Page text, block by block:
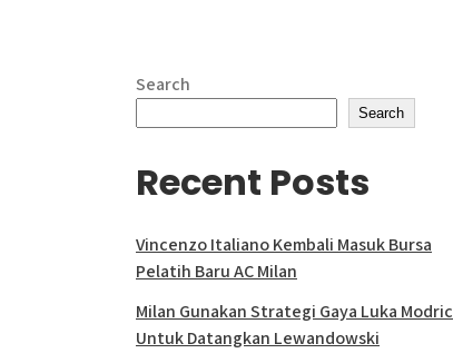
Search
Search
Recent Posts
Vincenzo Italiano Kembali Masuk Bursa
Pelatih Baru AC Milan
Milan Gunakan Strategi Gaya Luka Modric
Untuk Datangkan Lewandowski